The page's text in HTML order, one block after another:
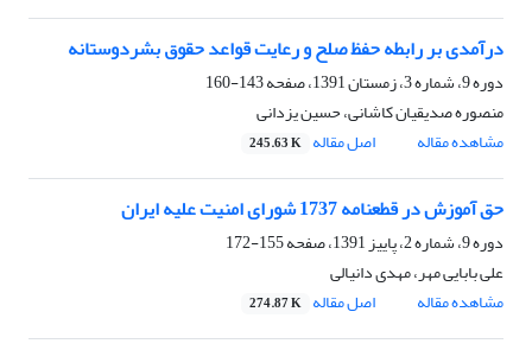
درآمدی بر رابطه حفظ صلح و رعایت قواعد حقوق بشردوستانه
دوره 9، شماره 3، زمستان 1391، صفحه
143-160
منصوره صدیقیان کاشانی، حسین یزدانی
مشاهده مقاله
اصل مقاله 245.63 K
حق آموزش در قطعنامه 1737 شورای امنیت علیه ایران
دوره 9، شماره 2، پاییز 1391، صفحه
155-172
علی بابایی مهر، مهدی دانیالی
مشاهده مقاله
اصل مقاله 274.87 K